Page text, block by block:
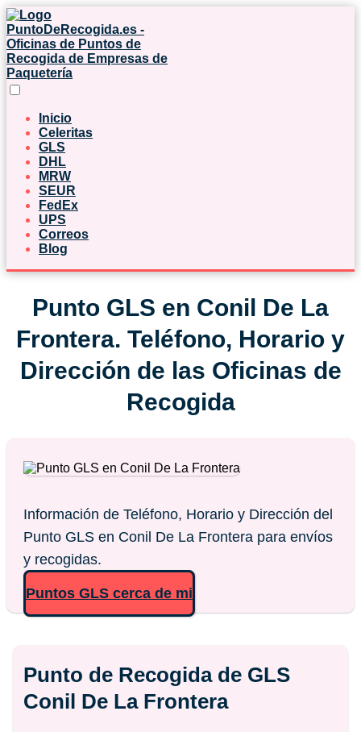
Inicio
Celeritas
GLS
DHL
MRW
SEUR
FedEx
UPS
Correos
Blog
Punto GLS en Conil De La
Frontera. Teléfono, Horario y
Dirección de las Oficinas de
Recogida
Información de Teléfono, Horario y Dirección del
Punto GLS en Conil De La Frontera para envíos
y recogidas.
Puntos GLS cerca de mi
Punto de Recogida de GLS
Conil De La Frontera